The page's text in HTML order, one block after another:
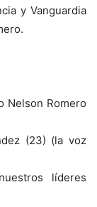
y Vanguardia
Nelson Romero
(23) (la voz
líderes